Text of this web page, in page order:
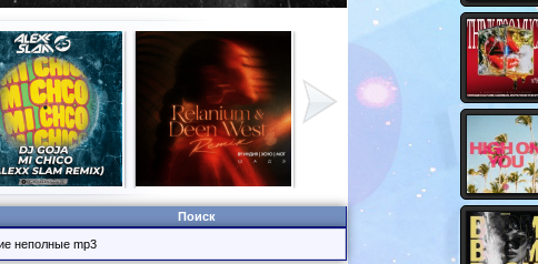
Поиск
неполные mp3